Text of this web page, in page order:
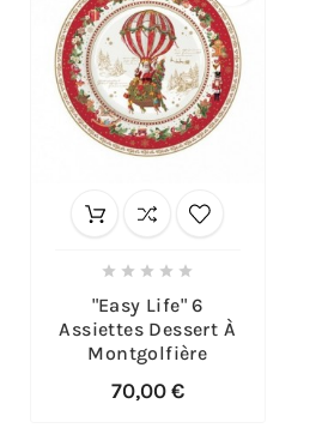
    
"Easy Life" 6
Assiettes Dessert À
Montgolfière
70,00 €